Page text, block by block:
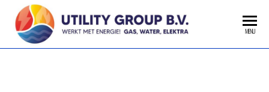
MENU